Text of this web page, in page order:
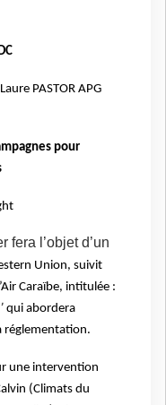
PASTOR APG
pour
fera l’objet d’un
Union, suivit
Caraïbe, intitulée :
qui abordera
réglementation.
une intervention
(Climats du